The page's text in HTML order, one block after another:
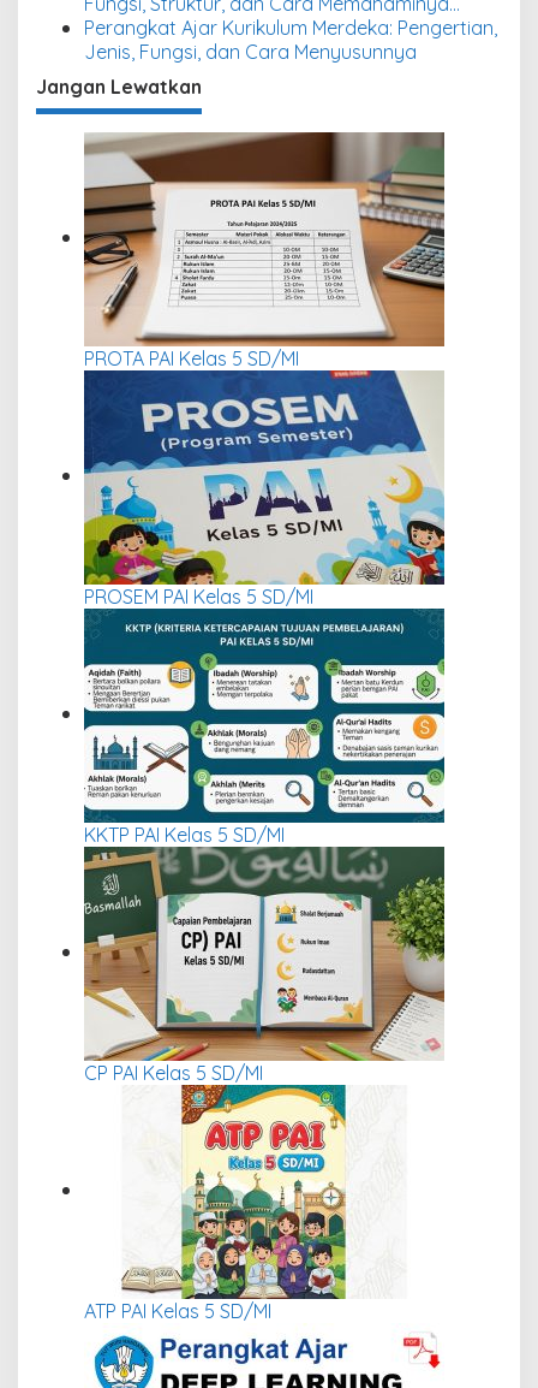
dalam Kurikulum Merdeka
Perangkat Ajar Kurikulum Merdeka: Pengertian,
Jenis, Fungsi, dan Cara Menyusunnya
Jangan Lewatkan
PROTA PAI Kelas 5 SD/MI
PROSEM PAI Kelas 5 SD/MI
KKTP PAI Kelas 5 SD/MI
CP PAI Kelas 5 SD/MI
ATP PAI Kelas 5 SD/MI